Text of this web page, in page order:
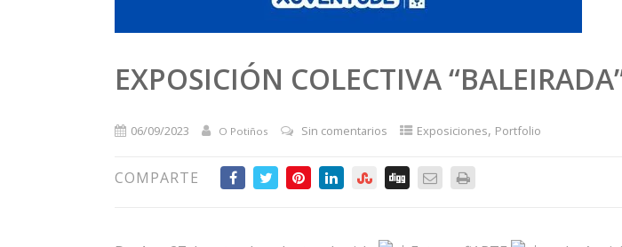
EXPOSICIÓN COLECTIVA
06/09/2023 O Potiños Sin comentarios Exposiciones, Portfolio
COMPARTE